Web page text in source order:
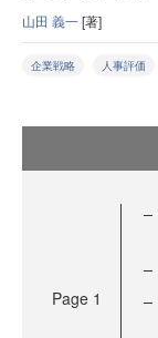
山田 義一[著]
企業戦略 人事評価
Page 1